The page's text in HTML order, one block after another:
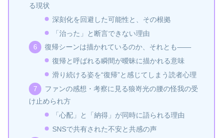
る現状
深刻化を回避した可能性と、その根拠
「治った」と断言できない理由
復帰シーンは描かれているのか、それとも――
復帰と呼ばれる瞬間が曖昧に描かれる意味
滑り続ける姿を“復帰”と感じてしまう読者心理
ファンの感想・考察に見る狼嵜光の腰の怪我の受
け止められ方
「心配」と「納得」が同時に語られる理由
SNSで共有された不安と共感の声